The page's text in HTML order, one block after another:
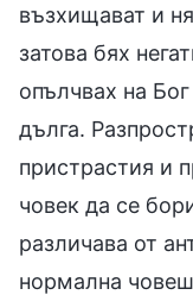
възхищават и
затова бях
опълчвах на
дълга.
пристрастия и
човек да се
различава от
нормална